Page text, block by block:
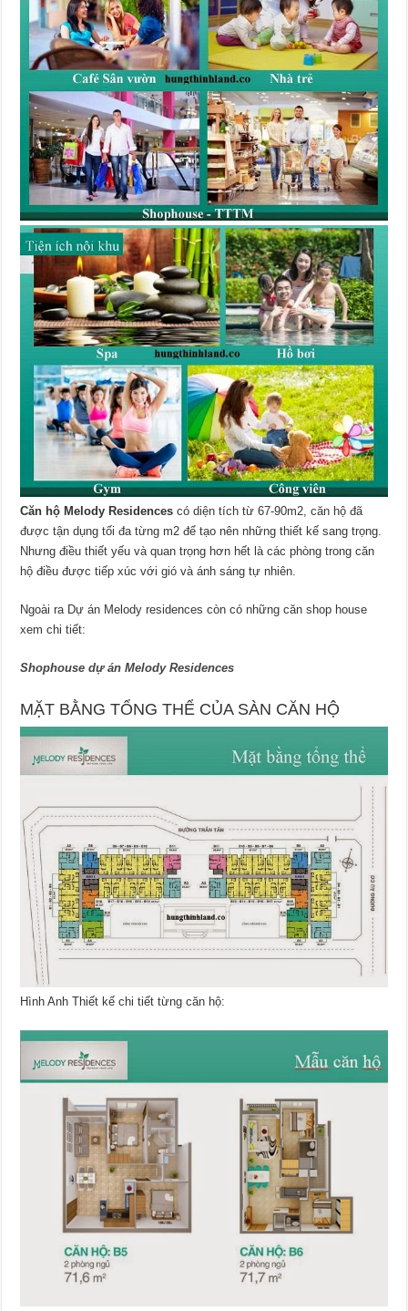
Căn hộ Melody Residences có diện tích từ 67-90m2, căn hộ đã
được tận dụng tối đa từng m2 để tạo nên những thiết kế sang trọng.
Nhưng điều thiết yếu và quan trọng hơn hết là các phòng trong căn
hộ điều được tiếp xúc với gió và ánh sáng tự nhiên.
Ngoài ra Dự án Melody residences còn có những căn shop house
xem chi tiết:
Shophouse dự án Melody Residences
MẶT BẰNG TỔNG THỂ CỦA SÀN CĂN HỘ
Hình Anh Thiết kế chi tiết từng căn hộ: